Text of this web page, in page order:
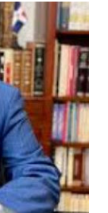
esperando el
asaltarlo,
y por
de los
ropa empapada
luego empredi